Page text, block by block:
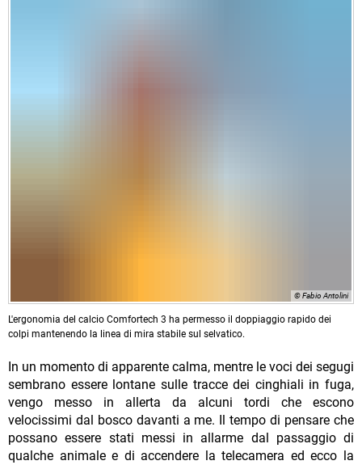
© Fabio Antolini
L'ergonomia del calcio Comfortech 3 ha permesso il doppiaggio rapido dei
colpi mantenendo la linea di mira stabile sul selvatico.
In un momento di apparente calma, mentre le voci dei segugi
sembrano essere lontane sulle tracce dei cinghiali in fuga,
vengo messo in allerta da alcuni tordi che escono
velocissimi dal bosco davanti a me. Il tempo di pensare che
possano essere stati messi in allarme dal passaggio di
qualche animale e di accendere la telecamera ed ecco la